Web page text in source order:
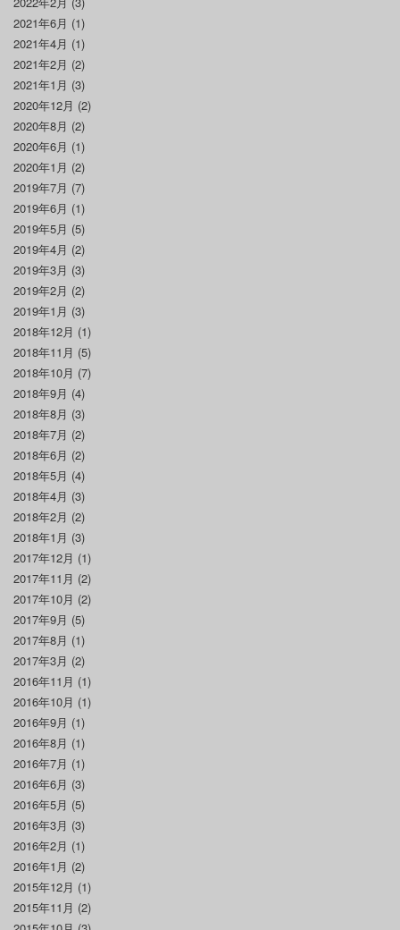
2021年6月 (1)
2021年4月 (1)
2021年2月 (2)
2021年1月 (3)
2020年12月 (2)
2020年8月 (2)
2020年6月 (1)
2020年1月 (2)
2019年7月 (7)
2019年6月 (1)
2019年5月 (5)
2019年4月 (2)
2019年3月 (3)
2019年2月 (2)
2019年1月 (3)
2018年12月 (1)
2018年11月 (5)
2018年10月 (7)
2018年9月 (4)
2018年8月 (3)
2018年7月 (2)
2018年6月 (2)
2018年5月 (4)
2018年4月 (3)
2018年2月 (2)
2018年1月 (3)
2017年12月 (1)
2017年11月 (2)
2017年10月 (2)
2017年9月 (5)
2017年8月 (1)
2017年3月 (2)
2016年11月 (1)
2016年10月 (1)
2016年9月 (1)
2016年8月 (1)
2016年7月 (1)
2016年6月 (3)
2016年5月 (5)
2016年3月 (3)
2016年2月 (1)
2016年1月 (2)
2015年12月 (1)
2015年11月 (2)